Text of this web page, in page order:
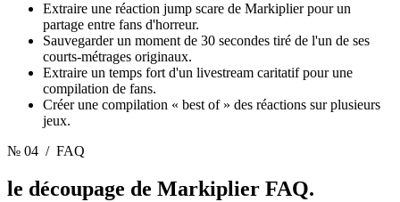
Extraire une réaction jump scare de Markiplier pour un
partage entre fans d'horreur.
Sauvegarder un moment de 30 secondes tiré de l'un de ses
courts-métrages originaux.
Extraire un temps fort d'un livestream caritatif pour une
compilation de fans.
Créer une compilation « best of » des réactions sur plusieurs
jeux.
№ 04 / FAQ
le découpage de Markiplier FAQ.